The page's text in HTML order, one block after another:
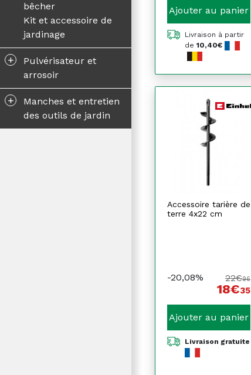
bêcher
Kit et accessoire de
jardinage
+
Pulvérisateur et
arrosoir
+
Manches et entretien
des outils de jardin
Ajouter au panier
Livraison à partir
de 10,40€
Accessoire tarière de
terre 4x22 cm
-20,08% 22€96
18€35
Ajouter au panier
Livraison gratuite